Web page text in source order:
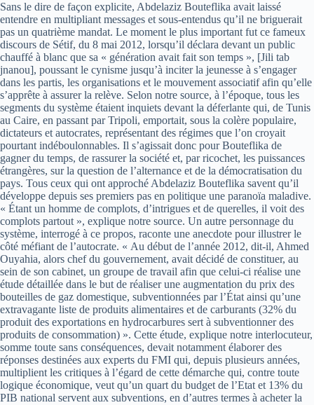
Sans le dire de façon explicite, Abdelaziz Bouteflika avait laissé
entendre en multipliant messages et sous-entendus qu’il ne briguerait
pas un quatrième mandat. Le moment le plus important fut ce fameux
discours de Sétif, du 8 mai 2012, lorsqu’il déclara devant un public
chauffé à blanc que sa « génération avait fait son temps », [Jili tab
jnanou], poussant le cynisme jusqu’à inciter la jeunesse à s’engager
dans les partis, les organisations et le mouvement associatif afin qu’elle
s’apprête à assurer la relève. Selon notre source, à l’époque, tous les
segments du système étaient inquiets devant la déferlante qui, de Tunis
au Caire, en passant par Tripoli, emportait, sous la colère populaire,
dictateurs et autocrates, représentant des régimes que l’on croyait
pourtant indéboulonnables. Il s’agissait donc pour Bouteflika de
gagner du temps, de rassurer la société et, par ricochet, les puissances
étrangères, sur la question de l’alternance et de la démocratisation du
pays. Tous ceux qui ont approché Abdelaziz Bouteflika savent qu’il
développe depuis ses premiers pas en politique une paranoïa maladive.
« Étant un homme de complots, d’intrigues et de querelles, il voit des
complots partout », explique notre source. Un autre personnage du
système, interrogé à ce propos, raconte une anecdote pour illustrer le
côté méfiant de l’autocrate. « Au début de l’année 2012, dit-il, Ahmed
Ouyahia, alors chef du gouvernement, avait décidé de constituer, au
sein de son cabinet, un groupe de travail afin que celui-ci réalise une
étude détaillée dans le but de réaliser une augmentation du prix des
bouteilles de gaz domestique, subventionnées par l’État ainsi qu’une
extravagante liste de produits alimentaires et de carburants (32% du
produit des exportations en hydrocarbures sert à subventionner des
produits de consommation) ». Cette étude, explique notre interlocuteur,
somme toute sans conséquences, devait notamment élaborer des
réponses destinées aux experts du FMI qui, depuis plusieurs années,
multiplient les critiques à l’égard de cette démarche qui, contre toute
logique économique, veut qu’un quart du budget de l’Etat et 13% du
PIB national servent aux subventions, en d’autres termes à acheter la